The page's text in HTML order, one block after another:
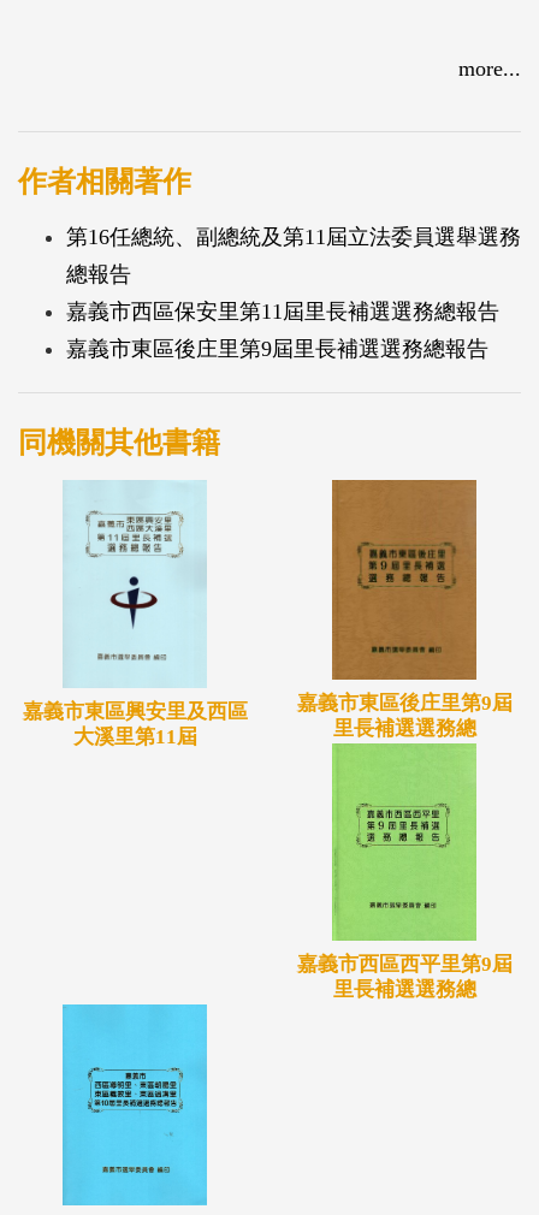
more...
作者相關著作
第16任總統、副總統及第11屆立法委員選舉選務
總報告
嘉義市西區保安里第11屆里長補選選務總報告
嘉義市東區後庄里第9屆里長補選選務總報告
同機關其他書籍
嘉義市東區興安里及西區
大溪里第11屆
嘉義市東區後庄里第9屆
里長補選選務總
嘉義市西區西平里第9屆
里長補選選務總